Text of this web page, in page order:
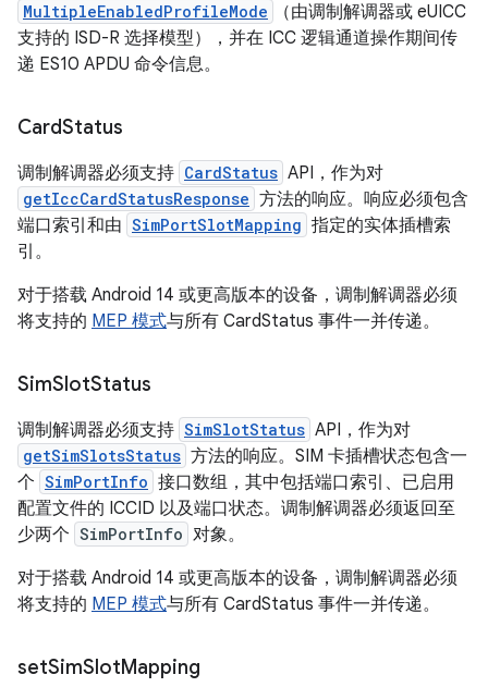
MultipleEnabledProfileMode
（由调制解调器或 eUICC
支持的 ISD-R 选择模型），并在 ICC 逻辑通道操作期间传
递 ES10 APDU 命令信息。
CardStatus
调制解调器必须支持 CardStatus API，作为对
getIccCardStatusResponse 方法的响应。响应必须包含
端口索引和由 SimPortSlotMapping 指定的实体插槽索
引。
对于搭载 Android 14 或更高版本的设备，调制解调器必须
将支持的 MEP 模式与所有 CardStatus 事件一并传递。
SimSlotStatus
调制解调器必须支持 SimSlotStatus API，作为对
getSimSlotsStatus 方法的响应。SIM 卡插槽状态包含一
个 SimPortInfo 接口数组，其中包括端口索引、已启用
配置文件的 ICCID 以及端口状态。调制解调器必须返回至
少两个 SimPortInfo 对象。
对于搭载 Android 14 或更高版本的设备，调制解调器必须
将支持的 MEP 模式与所有 CardStatus 事件一并传递。
setSimSlotMapping